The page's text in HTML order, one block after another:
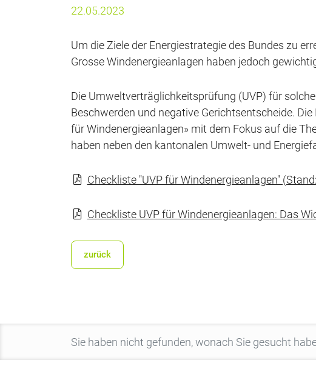
22.05.2023
Um die Ziele der Energiestrategie des Bundes zu
Grosse Windenergieanlagen haben jedoch
Die Umweltverträglichkeitsprüfung (UVP) für
Beschwerden und negative Gerichtsentscheide.
für Windenergieanlagen» mit dem Fokus auf die
haben neben den kantonalen Umwelt- und
Checkliste "UVP für Windenergieanlagen"
Checkliste UVP für Windenergieanlagen: Das
zurück